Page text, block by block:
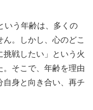
いう年齢は、多くの
。しかし、心のどこ
戦したい」という火
そこで、年齢を理由
自身と向き合い、再チ